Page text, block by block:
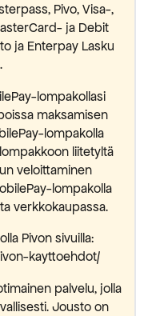
Pivo, Visa-,
ja Debit
ja Enterpay Lasku
lompakollasi
maksamisen
lompakolla
liitetyltä
veloittaminen
lompakolla
verkkokaupassa.
Pivon sivuilla:
kayttoehdot/
palvelu, jolla
Jousto on